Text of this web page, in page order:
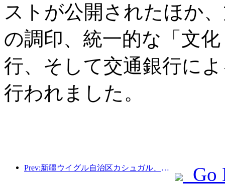
ストが公開されたほか
の調印、統一的な「文
行、そして交通銀行に
行われました。
Prev:新疆ウイグル自治区カシュガル、民族間交流の促進に向けた観光振興イベントを開催 Go